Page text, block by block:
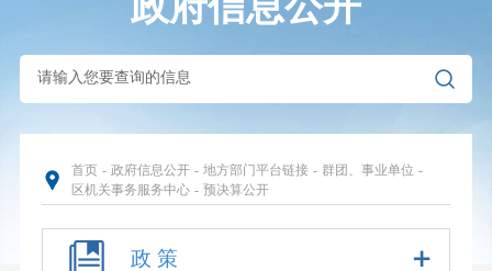
首页 - 政府信息公开 - 地方部门平台链接 - 群团、事业单位 -
区机关事务服务中心 - 预决算公开
政 策